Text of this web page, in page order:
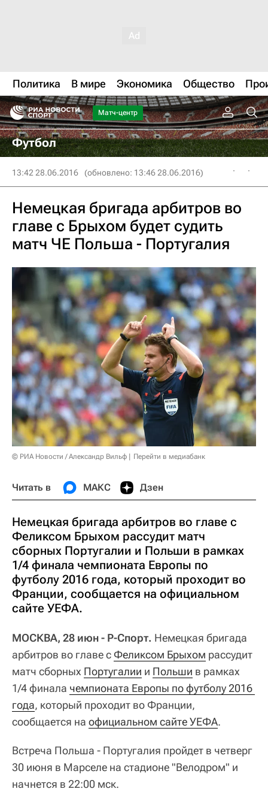
Политика В мире Экономика Общество
Матч-центр
Футбол
13:42 28.06.2016 (обновлено: 13:46 28.06.2016)
Немецкая бригада арбитров во
главе с Брыхом будет судить
матч ЧЕ Польша - Португалия
© РИА Новости / Александр Вильф Перейти в медиабанк
Читать в МАКС Дзен
Немецкая бригада арбитров во главе с
Феликсом Брыхом рассудит матч
сборных Португалии и Польши в рамках
1/4 финала чемпионата Европы по
футболу 2016 года, который проходит во
Франции, сообщается на официальном
сайте УЕФА.
МОСКВА, 28 июн - Р-Спорт. Немецкая бригада
арбитров во главе с Феликсом Брыхом рассудит
матч сборных Португалии и Польши в рамках
1/4 финала чемпионата Европы по футболу 2016
года, который проходит во Франции,
сообщается на официальном сайте УЕФА.
Встреча Польша - Португалия пройдет в четверг
30 июня в Марселе на стадионе "Велодром" и
начнется в 22:00 мск.